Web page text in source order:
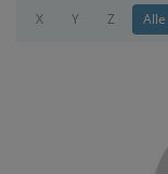
X
Y Z Alle